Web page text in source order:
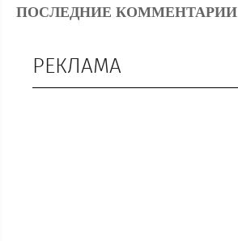
ПОСЛЕДНИЕ КОММЕНТАРИИ
РЕКЛАМА